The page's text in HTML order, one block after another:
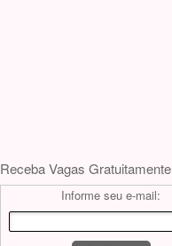
Receba Vagas Gratuitamente
Informe seu e-mail: